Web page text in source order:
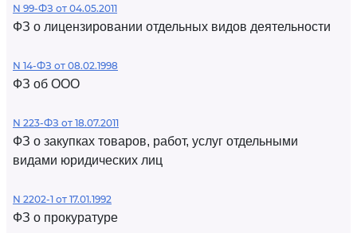
N 99-ФЗ от 04.05.2011
ФЗ о лицензировании отдельных видов деятельности
N 14-ФЗ от 08.02.1998
ФЗ об ООО
N 223-ФЗ от 18.07.2011
ФЗ о закупках товаров, работ, услуг отдельными
видами юридических лиц
N 2202-1 от 17.01.1992
ФЗ о прокуратуре